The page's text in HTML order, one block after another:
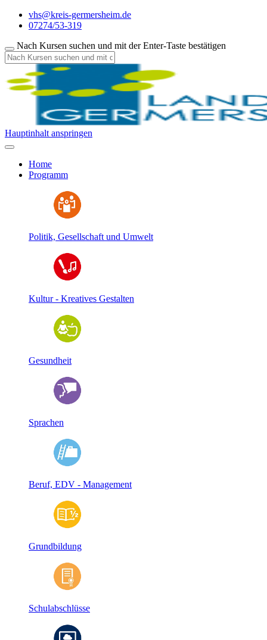
vhs@kreis-germersheim.de
07274/53-319
Nach Kursen suchen und mit der Enter-Taste bestätigen
Hauptinhalt anspringen
Home
Programm
Politik, Gesellschaft und Umwelt
Kultur - Kreatives Gestalten
Gesundheit
Sprachen
Beruf, EDV - Management
Grundbildung
Schulabschlüsse